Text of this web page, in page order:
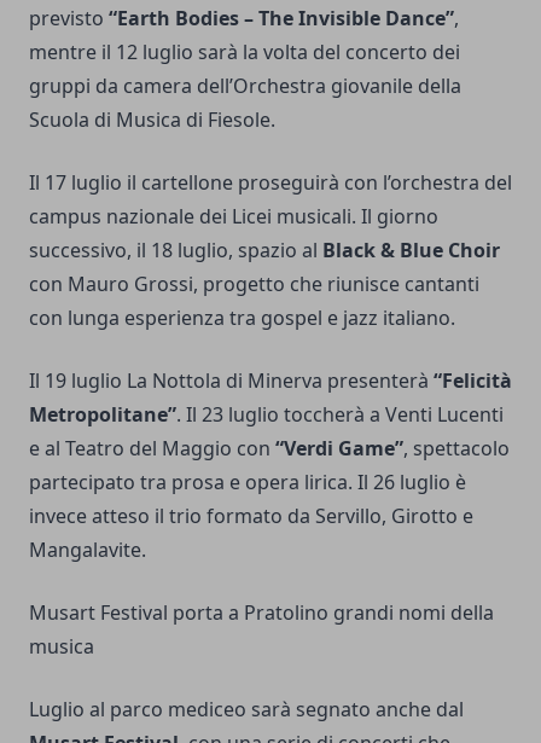
previsto “Earth Bodies – The Invisible Dance”,
mentre il 12 luglio sarà la volta del concerto dei
gruppi da camera dell’Orchestra giovanile della
Scuola di Musica di Fiesole.
Il 17 luglio il cartellone proseguirà con l’orchestra del
campus nazionale dei Licei musicali. Il giorno
successivo, il 18 luglio, spazio al Black & Blue Choir
con Mauro Grossi, progetto che riunisce cantanti
con lunga esperienza tra gospel e jazz italiano.
Il 19 luglio La Nottola di Minerva presenterà “Felicità
Metropolitane”. Il 23 luglio toccherà a Venti Lucenti
e al Teatro del Maggio con “Verdi Game”, spettacolo
partecipato tra prosa e opera lirica. Il 26 luglio è
invece atteso il trio formato da Servillo, Girotto e
Mangalavite.
Musart Festival porta a Pratolino grandi nomi della
musica
Luglio al parco mediceo sarà segnato anche dal